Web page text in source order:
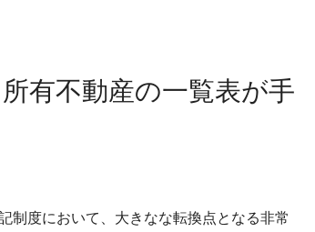
有不動産の一覧表が手
制度において、大きなな転換点となる非常